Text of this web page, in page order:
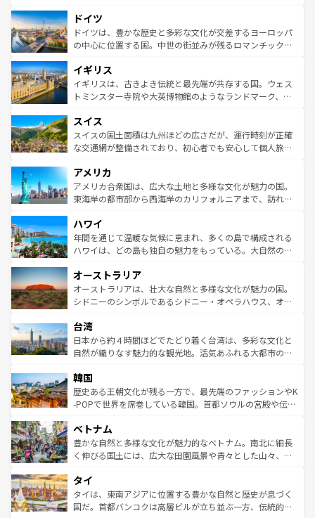
せる。地方によって風土や気候が異なるスペインはその個
性で訪れる人を魅了する。 なお、新着のスペイン情報は コ
ンテンツ一覧を参照してほしい。
で、幅広い魅力が詰まっている。華麗な宮殿、歴史的な大
聖堂、美しいビーチ、そして豊かな自然が、訪れる者を心
から魅了する。また、フランスは美食の国としても知ら
いる。シャンパンの発祥地であるランス、プロヴァンスの
香り高いラベンダー畑など、多彩な楽しみ方が可能だ。さ
らに、パリ以外の地域にも魅力が溢れており、どの街角に
れる地方に足を運ぶとそれぞれで全く異なる文化を体験で
きるだろう。 なお、新着のフランス情報はコンテンツ一覧
を参照してほしい。
ドイツ
ドイツは、豊かな歴史と多彩な文化が交差するヨーロッパ
の中心に位置する国。中世の街並みが残るロマンチック街
顔を持つこの国は、どこを歩いても飽きることがない。ベ
ルリンの文化的活気、バイエルン州のアルプスの絶景、そ
してライン川沿いのワイン畑といった風景は必見。ビール
は、お酒好きな人にはぜひ体験してほしい。 なお、新着の
ドイツ情報はコンテンツ一覧を参照してほしい。
イギリス
イギリスは、古きよき伝統と最先端が共存する国。ウェス
トミンスター寺院や大英博物館のようなランドマーク、歴
リアごとに異なる魅力がある。また、優雅なアフタヌーン
ティー、ビール好きにはたまらない英国パブ、サッカー観
戦など、本場だからこそできる体験も豊富。イギリスを旅
ンツ一覧を参照してほしい。
スイス
スイスの国土面積は九州ほどの広さだが、運行時刻が正確
な交通網が整備されており、初心者でも安心して個人旅行
の建物がそのまま残る町や、スイスならではのユニークな
博物館もあり、アルプス観光だけでなく町歩きも満喫する
ことができる。国民の所得が高いため物価も高いが、旅行
ば市内交通費無料で観光を楽しむこともできる。 なお、新
着のスイス情報はコンテンツ一覧 を参照してほしい。
アメリカ
アメリカ合衆国は、広大な土地と多様な文化が魅力の国。
東海岸の都市部から西海岸のカリフォルニアまで、訪れる
のような巨大都市は、観光、ショッピング、エンターテイ
ンメントが詰まった刺激的なスポットだ。一方、アメリカ
西部には大自然が広がり、グランドキャニオンやイエロー
部のニューオーリンズでは、音楽と美食が融合した独特の
文化が魅力。旅行者はアメリカの各地域で異なる魅力を楽
しみながら、その多様性と豊かな歴史を感じることができ
ならではの贅沢な旅のスタイルだ。 なお、新着のアメリカ
情報はコンテンツ一覧を参照してほしい。
ハワイ
年間を通じて温暖な気候に恵まれ、多くの島で構成される
ハワイは、どの島も独自の魅力をもっている。大自然の神
ワイ島は見逃せない。また、定番の観光地といえばオアフ
島だが、静かな自然を求めるならマウイ島やカウアイ島が
おすすめ。エメラルドグリーンに輝く海をはじめ、豊かな
れるおもてなしの心で訪れる人々を迎えてくれるハワイの
人々、おいしいローカルフードやハワイアンミュージッ
ク、伝統的なフラダンスなど、すべてがハワイの魅力を彩
ワイを、存分に味わってほしい。 なお、新着のハワイ情報
はコンテンツ一覧を参照してほしい。
オーストラリア
オーストラリアは、壮大な自然と多様な文化が魅力の国。
シドニーのシンボルであるシドニー・オペラハウス、オー
リアリーフや大陸中央部にそびえるウルル（エアーズロッ
ク）、タスマニアの美しい原生林やケアンズの熱帯雨林な
ど、見どころがたくさん。また、カフェやワイン、オージ
いる。アクティビティも充実しており、サーフィンやダイ
ビング、ハイキングなど、アウトドア好きにはたまらな
い。オーストラリアの多彩な魅力を存分に味わいつくそ
参照してほしい。
台湾
日本から約４時間ほどでたどり着く台湾は、多彩な文化と
自然が織りなす魅力的な観光地。活気あふれる大都市の台
ン）、静ひつな山岳地帯である台湾東部など、都市の喧騒
と山間の静けさが共存しており、訪れる人に新しい発見と
驚きをもたらしてくれる。また、奥深い台湾の食文化も魅
容にもいいと評判のスイーツなど、バラエティ豊かな料理
が味わえる。 なお、新着の台湾情報は コンテンツ一覧を参
照してほしい。
韓国
歴史ある王朝文化が残る一方で、最先端のファッションやK
-POPで世界を席巻している韓国。首都ソウルの宮殿や伝統
き、地方に足を延ばせば四季折々の自然美を楽しむことが
できる。そして、キムチや焼肉、絶品のストリートフード
まで、さまざまな韓国料理が待っている。夜には、韓国な
リティに包まれながら、韓国の多彩な魅力を心ゆくまで味
わってみてほしい。 なお、新着の韓国情報はコンテンツ一
覧を参照してほしい。
ベトナム
豊かな自然と多様な文化が魅力的なベトナム。南北に細長
く伸びる国土には、広大な田園風景や青々とした山々、世
急速な発展と共に伝統が息づく。ハノイの古い町並みやホ
ーチミン市のフランス統治時代の建物も、独特の雰囲気を
醸し出している。また、バラエティの豊かさとおいしさで
タイ
タイは、東南アジアに位置する豊かな自然と歴史が息づく
国だ。首都バンコクは高層ビルが立ち並ぶ一方、伝統的な